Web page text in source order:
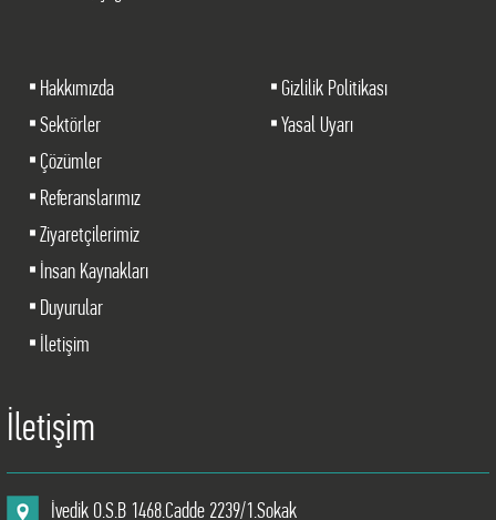
Hakkımızda
Sektörler
Çözümler
Referanslarımız
Ziyaretçilerimiz
İnsan Kaynakları
Duyurular
İletişim
Gizlilik Politikası
Yasal Uyarı
İletişim
İvedik O.S.B 1468.Cadde 2239/1.Sokak